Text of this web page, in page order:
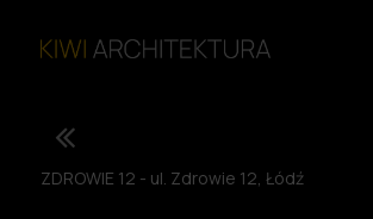
ZDROWIE 12 - ul. Zdrowie 12, Łódź